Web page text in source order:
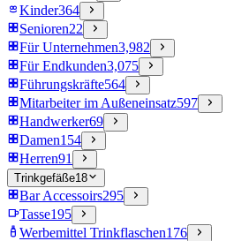
Kinder364
Senioren22
Für Unternehmen3,982
Für Endkunden3,075
Führungskräfte564
Mitarbeiter im Außeneinsatz597
Handwerker69
Damen154
Herren91
Trinkgefäße18
Bar Accessoirs295
Tasse195
Werbemittel Trinkflaschen176